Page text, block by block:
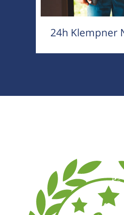
24h Klempner